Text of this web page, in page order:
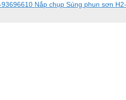
Nắp chụp Súng phun sơn